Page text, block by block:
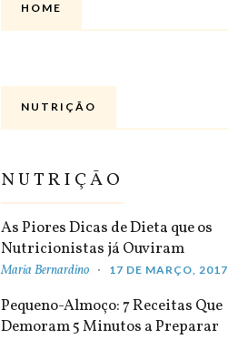
HOME
NUTRIÇÃO
NUTRIÇÃO
As Piores Dicas de Dieta que os
Nutricionistas já Ouviram
Maria Bernardino 17 DE MARÇO, 2017
Pequeno-Almoço: 7 Receitas Que
Demoram 5 Minutos a Preparar